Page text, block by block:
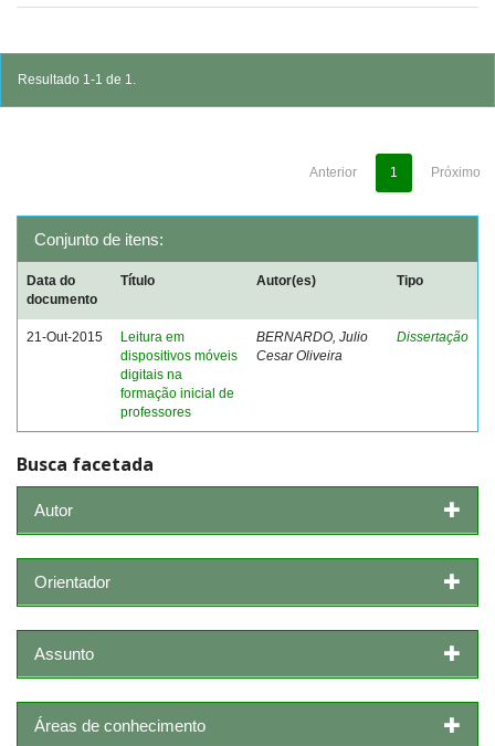
Resultado 1-1 de 1.
Anterior 1 Próximo
Conjunto de itens:
Data do
documento
Título Autor(es) Tipo
21-Out-2015
Leitura em
dispositivos móveis
digitais na
formação inicial de
professores
BERNARDO, Julio
Cesar Oliveira
Dissertação
Busca facetada
Autor
Orientador
Assunto
Áreas de conhecimento